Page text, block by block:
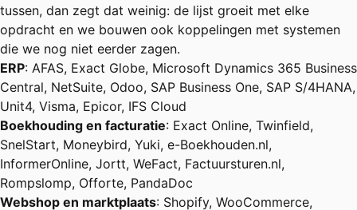
tussen, dan zegt dat weinig: de lijst groeit met elke
opdracht en we bouwen ook koppelingen met systemen
die we nog niet eerder zagen.
ERP: AFAS, Exact Globe, Microsoft Dynamics 365 Business
Central, NetSuite, Odoo, SAP Business One, SAP S/4HANA,
Unit4, Visma, Epicor, IFS Cloud
Boekhouding en facturatie: Exact Online, Twinfield,
SnelStart, Moneybird, Yuki, e-Boekhouden.nl,
InformerOnline, Jortt, WeFact, Factuursturen.nl,
Rompslomp, Offorte, PandaDoc
Webshop en marktplaats: Shopify, WooCommerce,